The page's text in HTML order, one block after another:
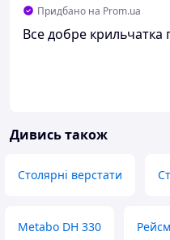
Придбано на Prom.ua
Все добре крильчатка
Дивись також
Столярні верстати
Metabo DH 330